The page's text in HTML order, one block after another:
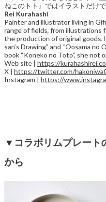
ねこのトト』ではイラストだけ
Rei Kurahashi
Painter and illustrator living in
range of fields, from illustrations
the production of original goods.
san’s Drawing” and “Oosama no
book “Koneko no Toto”, she not
Web site | https://
X | https://twitter.com/
Instagram | https://
▼ コラボリムプレート
から